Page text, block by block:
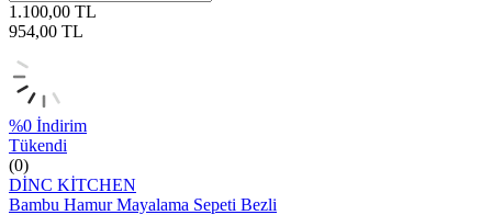
1.100,00 TL
954,00 TL
%0 İndirim
Tükendi
(0)
DİNC KİTCHEN
Bambu Hamur Mayalama Sepeti Bezli